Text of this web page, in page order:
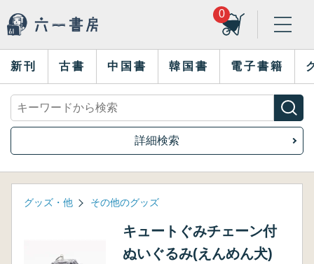
0
新刊 古書 中国書 韓国書 電子書籍
詳細検索
グッズ・他 その他のグッズ
キュートぐみチェーン付
ぬいぐるみ(えんめん犬)